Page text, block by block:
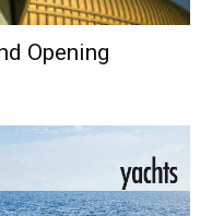
Opening